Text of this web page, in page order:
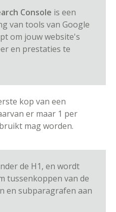
Console is een
van tools van Google
om jouw website's
en prestaties te
kop van een
er maar 1 per
mag worden.
de H1, en wordt
tussenkoppen van de
en subparagrafen aan